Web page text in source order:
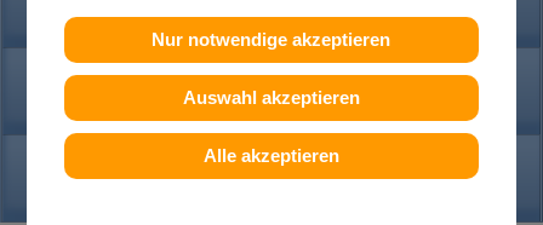
Nur notwendige akzeptieren
Auswahl akzeptieren
Alle akzeptieren
PRAXIS
KONTAKT